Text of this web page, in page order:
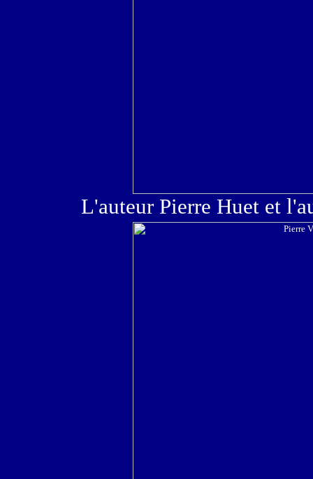
L'auteur Pierre Huet et